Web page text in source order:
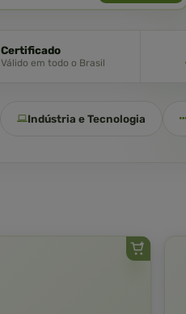
Certificado
Válido em todo o Brasil
Indústria e Tecnologia